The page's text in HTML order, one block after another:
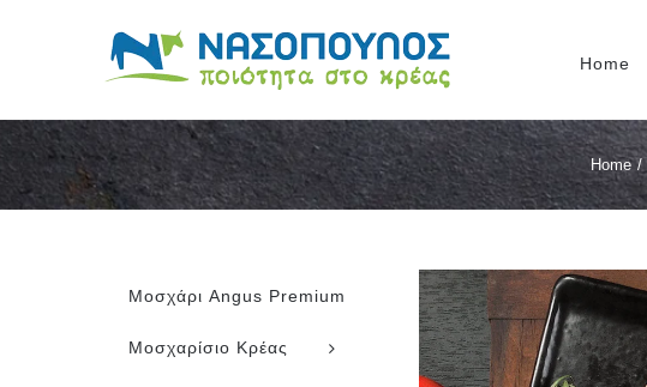
Home
Home /
Μοσχάρι Angus Premium
Μοσχαρίσιο Κρέας